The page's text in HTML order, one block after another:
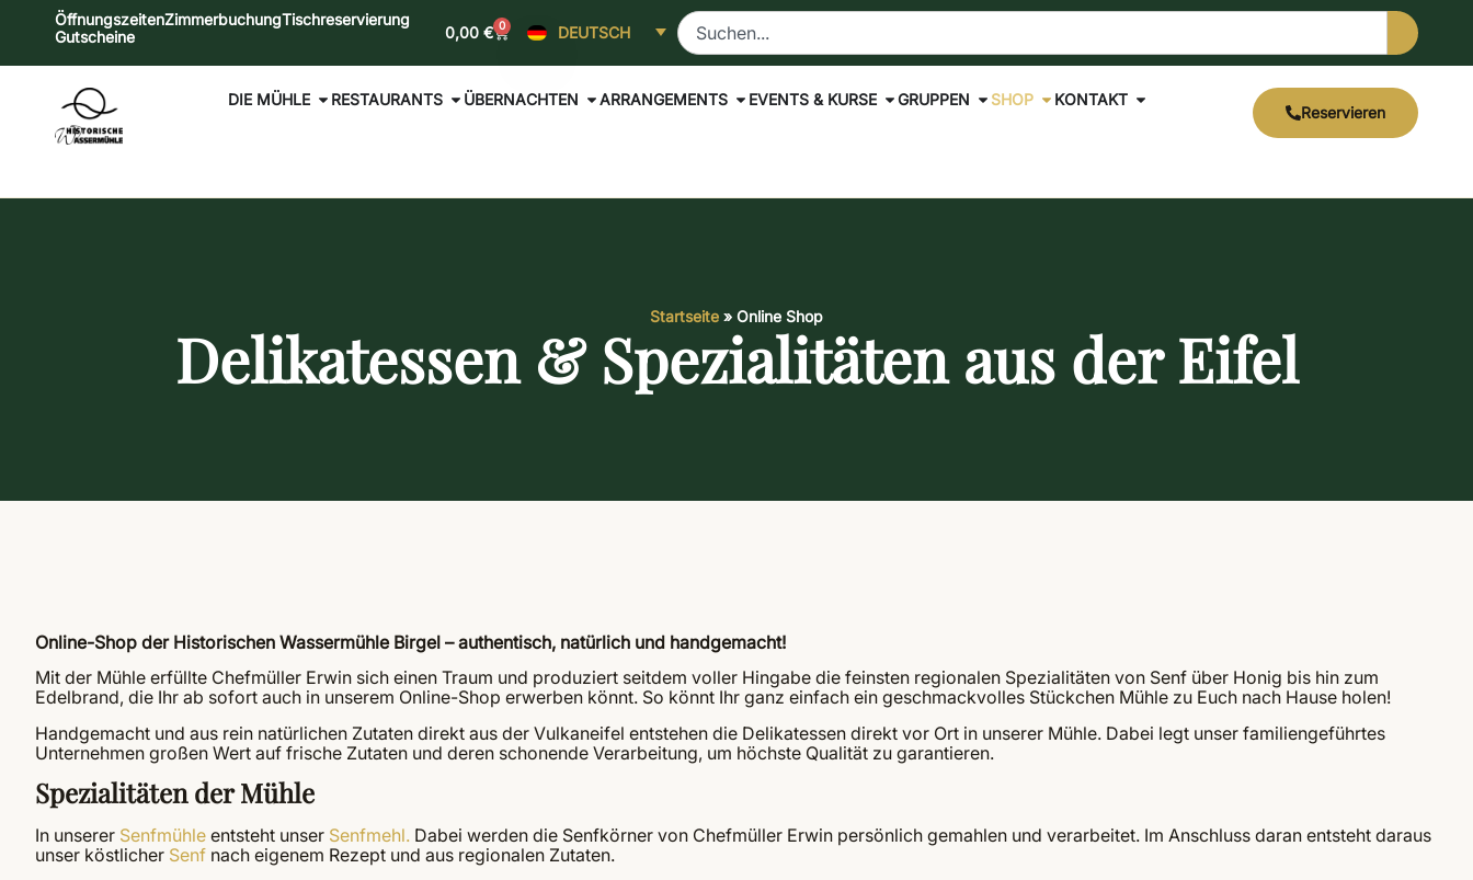
DEUTSCH
0,00 € 0
ÖffnungszeitenZimmerbuchungTischreservierung
Gutscheine
DIE MÜHLE RESTAURANTS ÜBERNACHTEN ARRANGEMENTS EVENTS & KURSE GRUPPEN SHOP KONTAKT
Reservieren
Startseite » Online Shop
Delikatessen & Spezialitäten aus der Eifel
Online-Shop der Historischen Wassermühle Birgel – authentisch, natürlich und handgemacht!
Mit der Mühle erfüllte Chefmüller Erwin sich einen Traum und produziert seitdem voller Hingabe die feinsten regionalen Spezialitäten von Senf über Honig bis hin zum
Edelbrand, die Ihr ab sofort auch in unserem Online-Shop erwerben könnt. So könnt Ihr ganz einfach ein geschmackvolles Stückchen Mühle zu Euch nach Hause holen!
Handgemacht und aus rein natürlichen Zutaten direkt aus der Vulkaneifel entstehen die Delikatessen direkt vor Ort in unserer Mühle. Dabei legt unser familiengeführtes
Unternehmen großen Wert auf frische Zutaten und deren schonende Verarbeitung, um höchste Qualität zu garantieren.
Spezialitäten der Mühle
In unserer Senfmühle entsteht unser Senfmehl. Dabei werden die Senfkörner von Chefmüller Erwin persönlich gemahlen und verarbeitet. Im Anschluss daran entsteht daraus
unser köstlicher Senf nach eigenem Rezept und aus regionalen Zutaten.